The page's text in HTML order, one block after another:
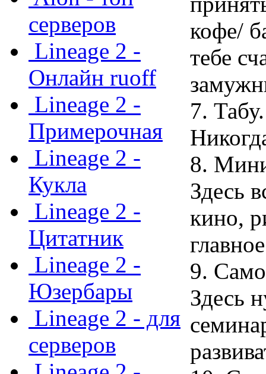
серверов
Lineage 2 -
Онлайн ruoff
Lineage 2 -
Примерочная
Lineage 2 -
Кукла
Lineage 2 -
Цитатник
Lineage 2 -
Юзербары
Lineage 2 - для
серверов
кофе/
тебе
7. Табу.
8.
Здесь
кино,
9.
Здесь